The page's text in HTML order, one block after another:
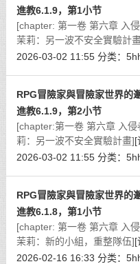
進教6.1.9，第1小节
[chapter: 第一卷 第六章 入
茉莉：另一波不安全實驗計
2026-03-02 11:55 分类：
RPG冒險家與冒險家世界的
進教6.1.9，第2小节
[chapter:第一卷 第六章 入
莉：另一波不安全實驗計畫][
2026-03-02 11:55 分类：
RPG冒險家與冒險家世界的
進教6.1.8，第1小节
[chapter: 第一卷 第六章 入
茉莉：新的小組，重整隊伍][
2026-02-16 16:33 分类：